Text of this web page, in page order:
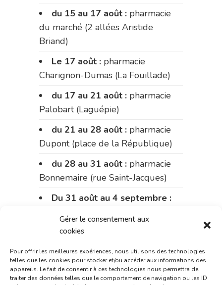
Gérer le consentement aux
cookies
Pour offrir les meilleures expériences, nous utilisons des technologies
telles que les cookies pour stocker et/ou accéder aux informations des
appareils. Le fait de consentir à ces technologies nous permettra de
traiter des données telles que le comportement de navigation ou les ID
du 15 au 17 août : pharmacie
du marché (2 allées Aristide
Briand)
Le 17 août : pharmacie
Charignon-Dumas (La Fouillade)
du 17 au 21 août : pharmacie
Palobart (Laguépie)
du 21 au 28 août : pharmacie
Dupont (place de la République)
du 28 au 31 août : pharmacie
Bonnemaire (rue Saint-Jacques)
Du 31 août au 4 septembre :
Fouillade)
du 4 au 11 septembre :
pharmacie Carnus (rue Marcellin-
Fabre)